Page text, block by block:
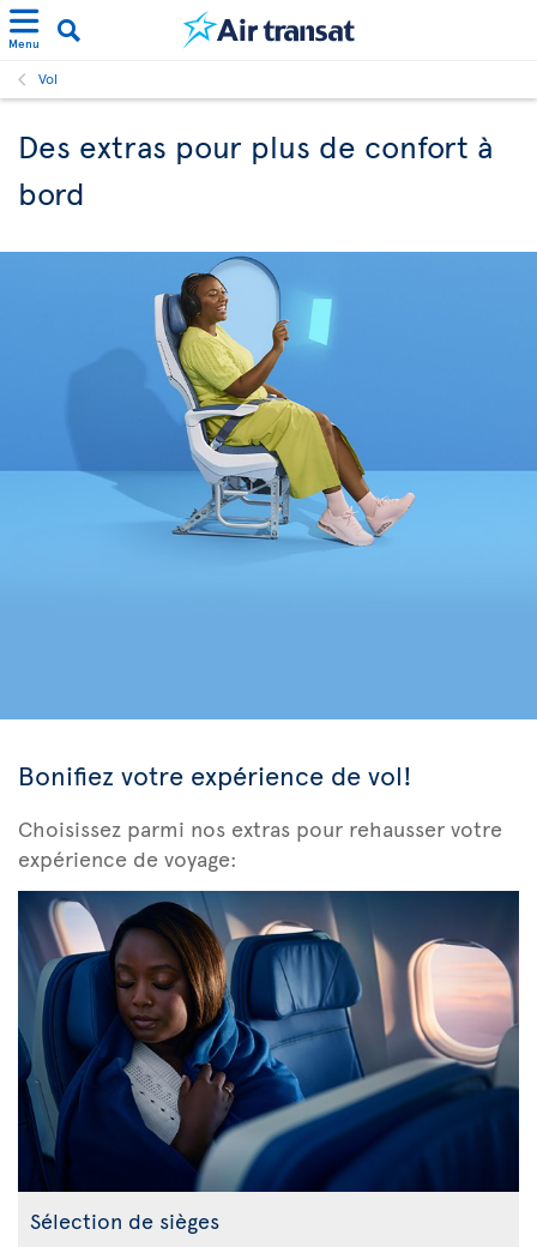
Menu
Vol
Des extras pour plus de confort à
bord
Bonifiez votre expérience de vol!
Choisissez parmi nos extras pour rehausser votre
expérience de voyage:
Sélection de sièges